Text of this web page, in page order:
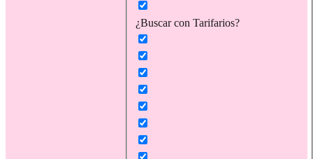
¿Buscar con Tarifarios?